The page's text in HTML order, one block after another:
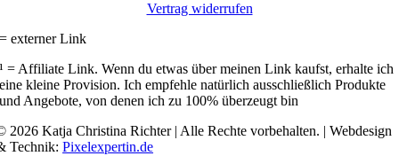
Vertrag widerrufen
= externer Link
¹ = Affiliate Link. Wenn du etwas über meinen Link kaufst, erhalte ich
eine kleine Provision. Ich empfehle natürlich ausschließlich Produkte
und Angebote, von denen ich zu 100% überzeugt bin
2026 Katja Christina Richter | Alle Rechte vorbehalten. | Webdesign
Technik:Pixelexpertin.de